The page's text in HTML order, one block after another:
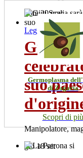
dom 20 nov
Leggi Tutto
Gigi
suo
Manipolatore,
gio 18 set
Germoplasma
di Zagaria
Scopri di più